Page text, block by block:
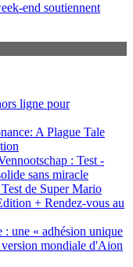
end soutiennent
ligne pour
A Plague Tale
: Test -
sans miracle
de Super Mario
+ Rendez-vous au
une « adhésion unique
mondiale d'Aion